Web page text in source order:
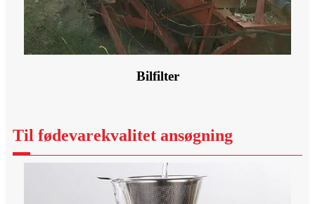
Bilfilter
Til fødevarekvalitet ansøgning